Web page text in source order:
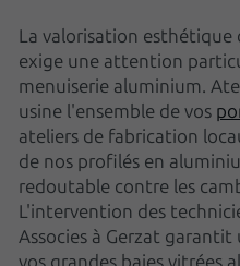
La valorisation
exige une attention
menuiserie aluminium.
usine l'ensemble de vos
ateliers de fabrication
de nos profilés en
redoutable contre les
L'intervention des
Associes à Gerzat
vos grandes baies vitrées